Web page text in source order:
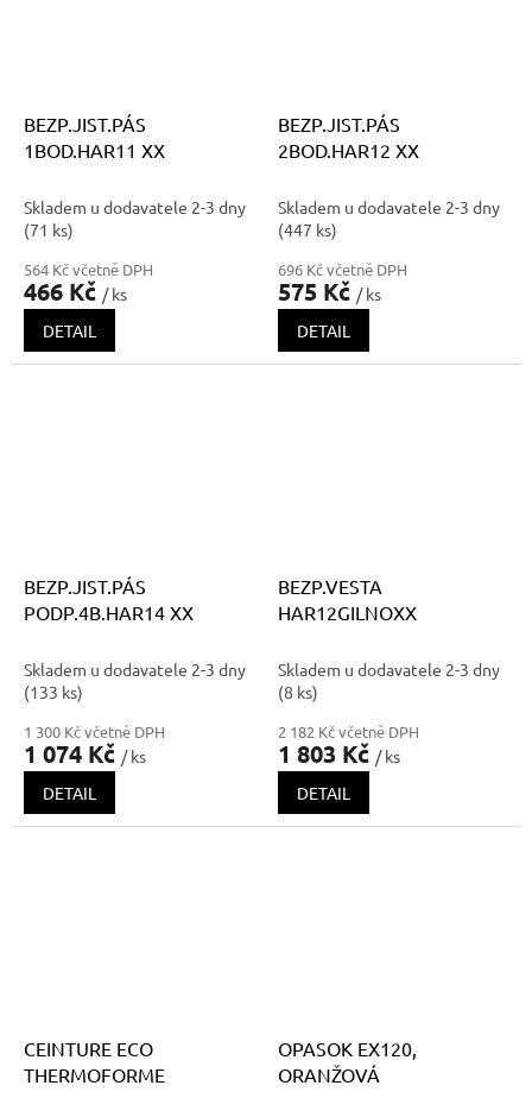
BEZP.JIST.PÁS
1BOD.HAR11 XX
Skladem u dodavatele 2-3 dny
(71 ks)
564 Kč včetně DPH
466 Kč / ks
DETAIL
BEZP.JIST.PÁS
2BOD.HAR12 XX
Skladem u dodavatele 2-3 dny
(447 ks)
696 Kč včetně DPH
575 Kč / ks
DETAIL
BEZP.JIST.PÁS
PODP.4B.HAR14 XX
Skladem u dodavatele 2-3 dny
(133 ks)
1 300 Kč včetně DPH
1 074 Kč / ks
DETAIL
BEZP.VESTA
HAR12GILNOXX
Skladem u dodavatele 2-3 dny
(8 ks)
2 182 Kč včetně DPH
1 803 Kč / ks
DETAIL
CEINTURE ECO
THERMOFORME
OPASOK EX120,
ORANŽOVÁ